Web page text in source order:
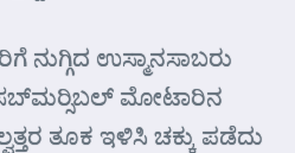
ನುಗ್ಗಿದ ಉಸ್ಮಾನಸಾಬರು
ಸಬ್‌ಮರ್‍ಸಿಬಲ್ ಮೋಟಾರಿನ
ತೂಕ ಇಳಿಸಿ ಚಕ್ಕು ಪಡೆದು